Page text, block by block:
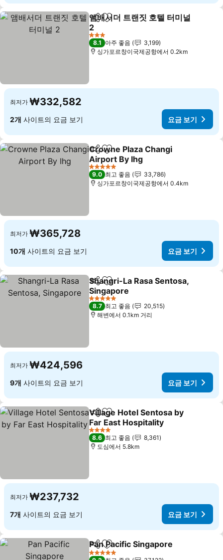
공유 즐겨찾기에 추가
앰배서더 트랜짓 호텔 터미널
2
3 성급
8.1 아주 좋음
3,199
싱가포르창이국제공항에서 0.2km
최저가 ₩332,582
2개 사이트의 요금 보기 요금 보기
공유 즐겨찾기에 추가
Crowne Plaza Changi
Airport By Ihg
5 성급
9.0 최고 좋음
33,786
싱가포르창이국제공항에서 0.4km
최저가 ₩365,728
10개 사이트의 요금 보기 요금 보기
공유 즐겨찾기에 추가
Shangri-La Rasa Sentosa,
Singapore
5 성급
8.7 최고 좋음
20,515
해변에서 0.1km 거리
최저가 ₩424,596
9개 사이트의 요금 보기 요금 보기
공유 즐겨찾기에 추가
Village Hotel Sentosa by
Far East Hospitality
4 성급
8.6 최고 좋음
8,361
도심에서 5.8km
최저가 ₩237,732
7개 사이트의 요금 보기 요금 보기
공유 즐겨찾기에 추가
Pan Pacific Singapore
5 성급